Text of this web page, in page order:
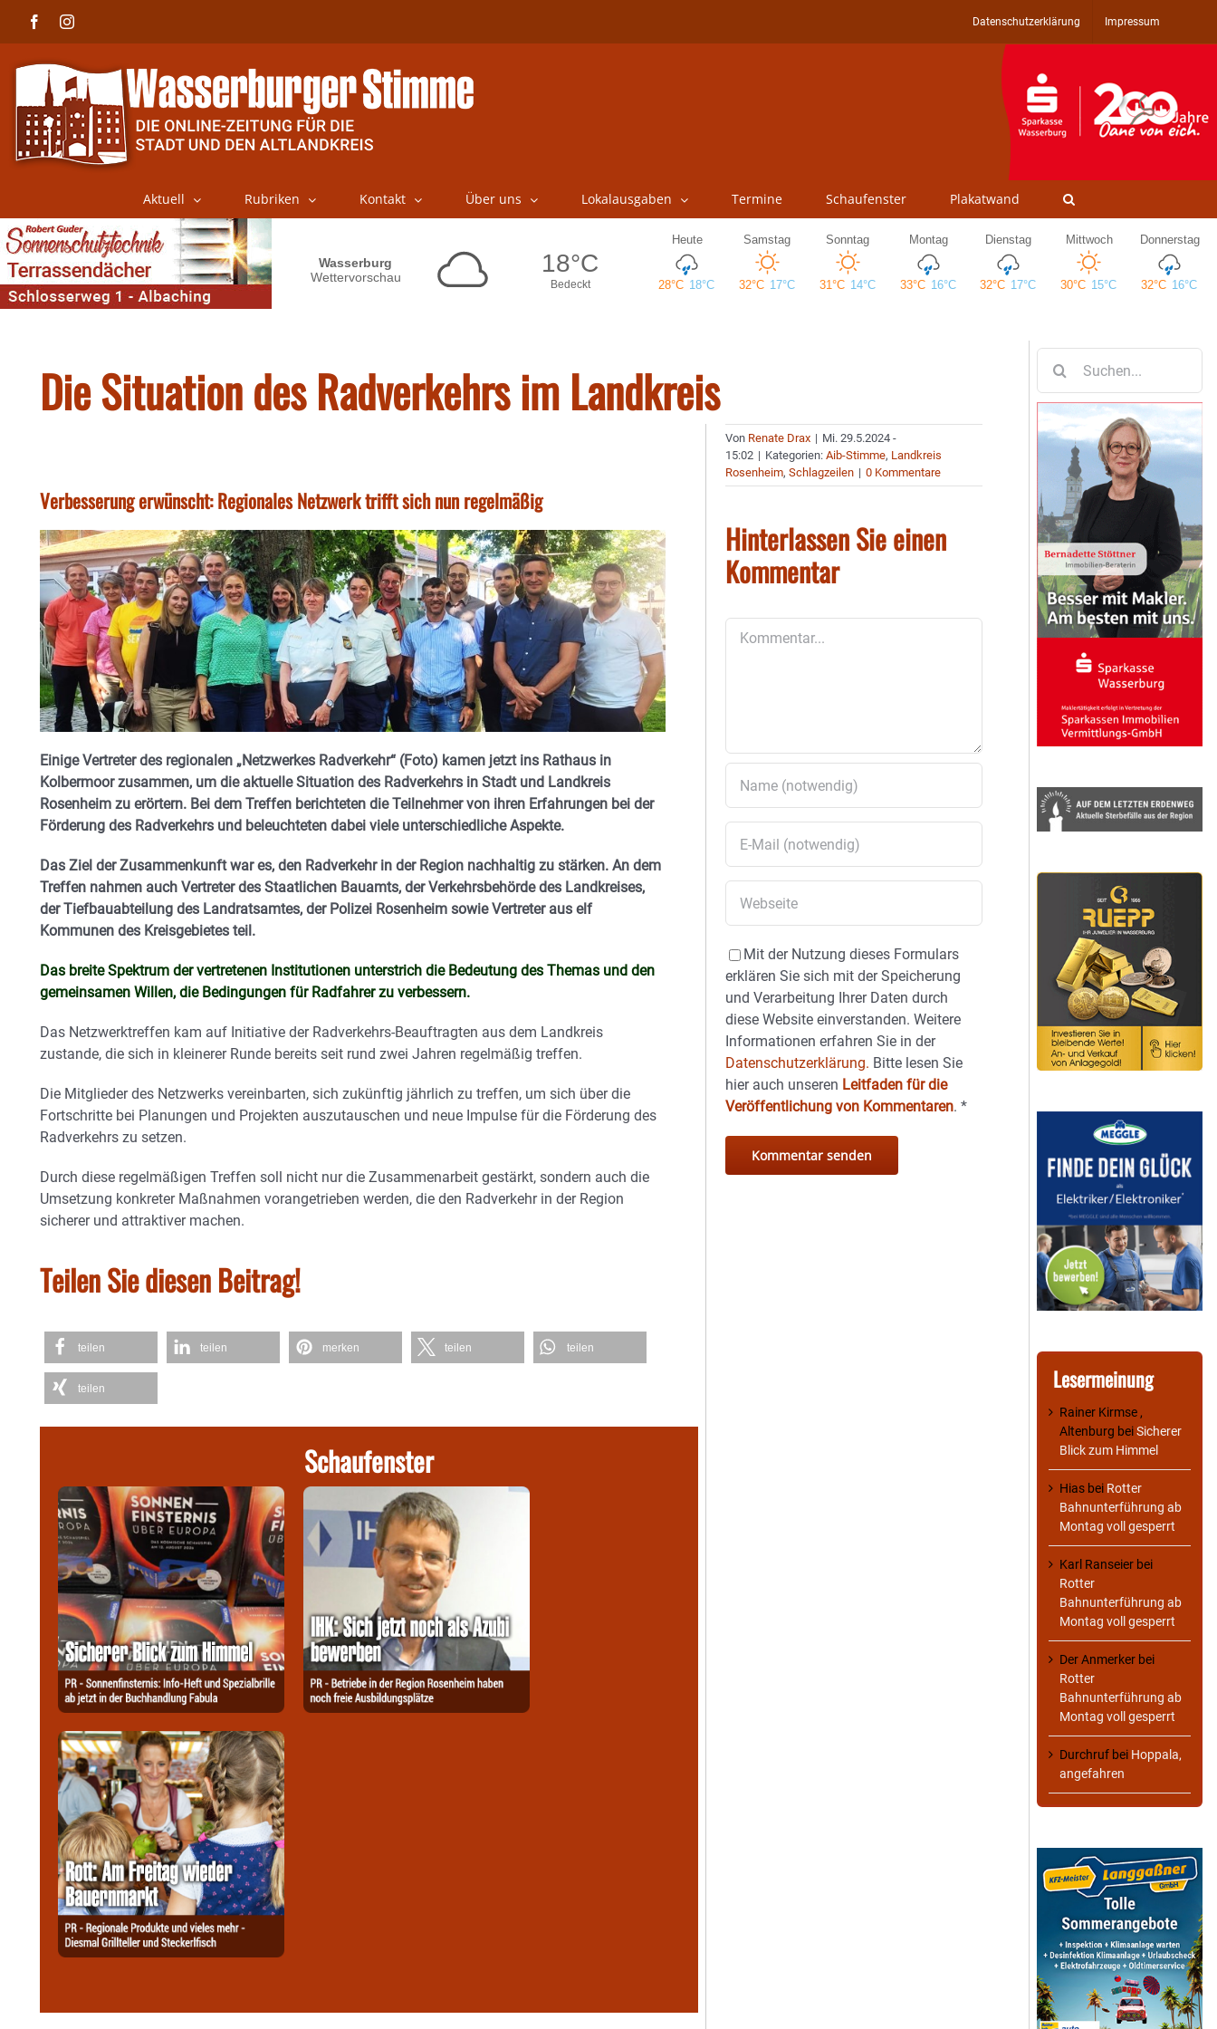
FacebookInstagram Datenschutzerklärung Impressum
Aktuell Rubriken Kontakt Über uns Lokalausgaben Termine Schaufenster Plakatwand
Die Situation des Radverkehrs im Landkreis
Verbesserung erwünscht: Regionales Netzwerk trifft sich nun regelmäßig
Einige Vertreter des regionalen „Netzwerkes Radverkehr“ (Foto) kamen jetzt ins Rathaus in
Kolbermoor zusammen, um die aktuelle Situation des Radverkehrs in Stadt und Landkreis
Rosenheim zu erörtern. Bei dem Treffen berichteten die Teilnehmer von ihren Erfahrungen bei der
Förderung des Radverkehrs und beleuchteten dabei viele unterschiedliche Aspekte.
Das Ziel der Zusammenkunft war es, den Radverkehr in der Region nachhaltig zu stärken. An dem
Treffen nahmen auch Vertreter des Staatlichen Bauamts, der Verkehrsbehörde des Landkreises,
der Tiefbauabteilung des Landratsamtes, der Polizei Rosenheim sowie Vertreter aus elf
Kommunen des Kreisgebietes teil.
Das breite Spektrum der vertretenen Institutionen unterstrich die Bedeutung des Themas und den
gemeinsamen Willen, die Bedingungen für Radfahrer zu verbessern.
Das Netzwerktreffen kam auf Initiative der Radverkehrs-Beauftragten aus dem Landkreis
zustande, die sich in kleinerer Runde bereits seit rund zwei Jahren regelmäßig treffen.
Die Mitglieder des Netzwerks vereinbarten, sich zukünftig jährlich zu treffen, um sich über die
Fortschritte bei Planungen und Projekten auszutauschen und neue Impulse für die Förderung des
Radverkehrs zu setzen.
Durch diese regelmäßigen Treffen soll nicht nur die Zusammenarbeit gestärkt, sondern auch die
Umsetzung konkreter Maßnahmen vorangetrieben werden, die den Radverkehr in der Region
sicherer und attraktiver machen.
Teilen Sie diesen Beitrag!
teilen teilen merken teilen teilen
teilen
Schaufenster
Von Renate Drax | Mi. 29.5.2024 -
15:02 | Kategorien:Aib-Stimme, Landkreis
Rosenheim,Schlagzeilen | 0 Kommentare
Hinterlassen Sie einen
Kommentar
Mit der Nutzung dieses Formulars
erklären Sie sich mit der Speicherung
und Verarbeitung Ihrer Daten durch
diese Website einverstanden. Weitere
Informationen erfahren Sie in der
Datenschutzerklärung. Bitte lesen Sie
hier auch unseren Leitfaden für die
Veröffentlichung von Kommentaren.*
nach:
Lesermeinung
Rainer Kirmse ,
Altenburg beiSicherer
Blick zum Himmel
Hias bei Rotter
Bahnunterführung ab
Montag voll gesperrt
Karl Ranseier bei
Rotter
Bahnunterführung ab
Montag voll gesperrt
Der Anmerker bei
Rotter
Bahnunterführung ab
Montag voll gesperrt
Durchruf bei Hoppala,
angefahren